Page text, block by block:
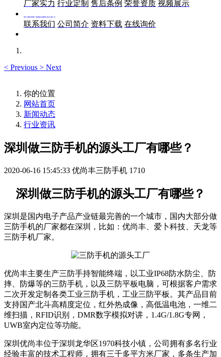
厂家实力 行业定制 售后条例 荣誉资质 视频展示
联系我们 公司简介 资料下载 在线询价
< Previous > Next
你的位置
网站首页
新闻动态
行业资讯
深圳做三防手机的源头工厂有哪些？
2020-06-16 15:45:33 优尚丰三防手机 1710
深圳做三防手机的源头工厂有哪些？
深圳是国内电子产品产业链最完善的一个城市，国内大部分做
三防手机的厂家都在深圳，比如：优尚丰、爱卜科技、天龙等
三防手机厂家。
优尚丰主要生产三防手持智能终端，以工业IP68防水防尘、防
摔、防爆等的三防手机，以及三防平板电脑，可根据客户需求
二次开发定制各类工业三防手机，工业三防平板。其产品目前
支持国产北斗高精度定位，红外热成像，高低温电池，一维二
维扫描，RFID识别，DMR数字模拟对讲，1.4G/1.8G专网，
UWB室内定位等功能。
深圳优尚丰位于深圳龙华区1970科技小镇，公司拥有多名行业
经验丰富的技术工程师，拥有三千多平方米厂家，多条生产加